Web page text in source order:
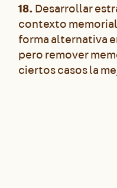
18.Desarrollar
contexto
forma alternativa
pero remover
ciertos casos la